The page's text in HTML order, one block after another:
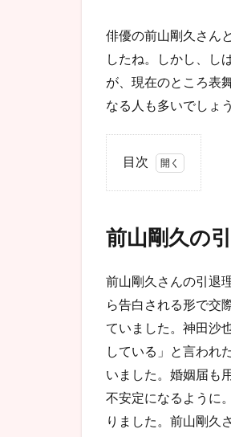
俳優の前山剛久さん
したね。しかし、し
が、現在のところ表
なる人も多いでしょ
目次
の引
は？
1.1
前山
剛久
の浮
気疑
惑
1.2
前山剛久の
前山剛久さんの引退
ら告白される形で交
ていました。神田沙
している」と言われ
いました。婚姻届も
不安定になるように
りました。前山剛久